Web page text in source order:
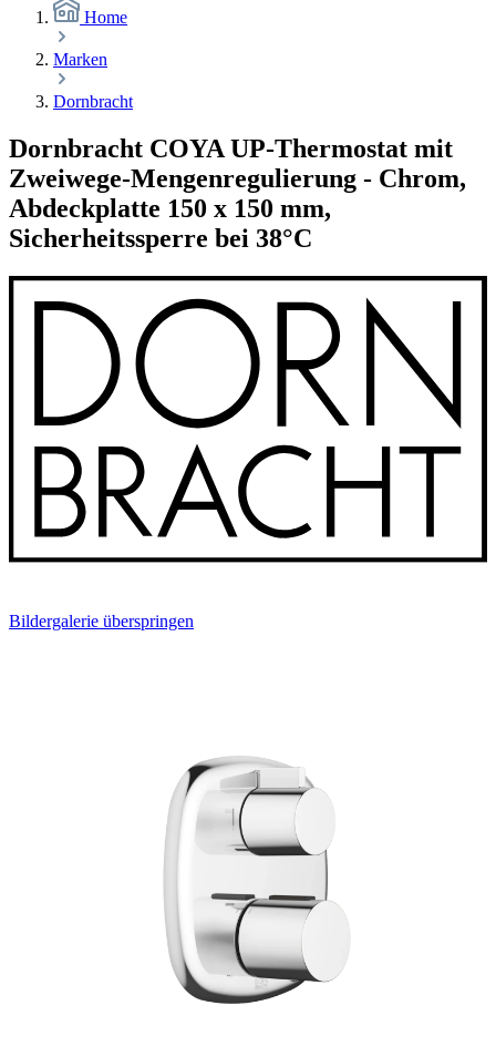
Home
Marken
Dornbracht
Dornbracht COYA UP-Thermostat mit
Zweiwege-Mengenregulierung - Chrom,
Abdeckplatte 150 x 150 mm,
Sicherheitssperre bei 38°C
Bildergalerie überspringen